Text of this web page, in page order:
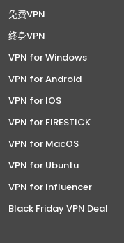
免费VPN
终身VPN
VPN for Windows
VPN for Android
VPN for IOS
VPN for FIRESTICK
VPN for MacOS
VPN for Ubuntu
VPN for Influencer
Black Friday VPN Deal